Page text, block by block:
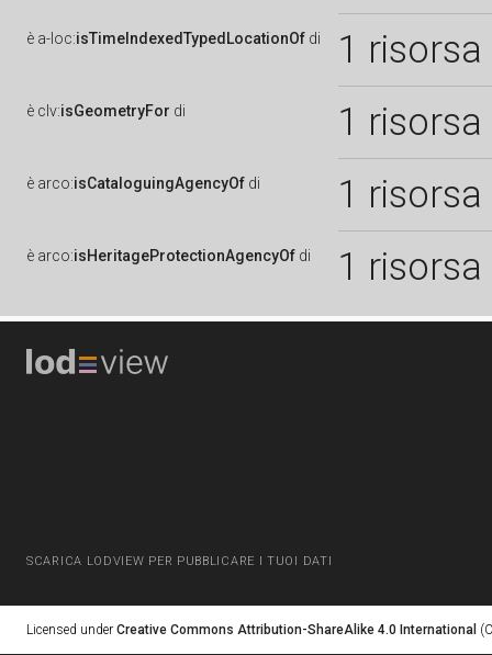
è a-loc:isTimeIndexedTypedLocationOf di 1 risorsa
è clv:isGeometryFor di 1 risorsa
è arco:isCataloguingAgencyOf di 1 risorsa
è arco:isHeritageProtectionAgencyOf di 1 risorsa
SCARICA LODVIEW PER PUBBLICARE I TUOI DATI
Licensed under Creative Commons Attribution-ShareAlike 4.0 International